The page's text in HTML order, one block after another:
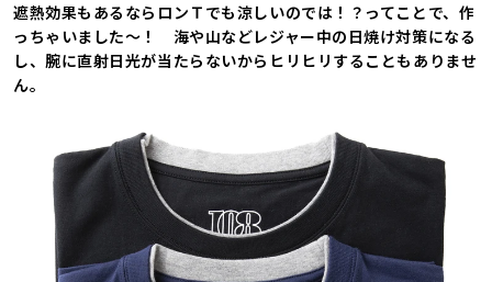
遮熱効果もあるならロンＴでも涼しいのでは！？ってことで、作
っちゃいました～！ 海や山などレジャー中の日焼け対策になる
し、腕に直射日光が当たらないからヒリヒリすることもありませ
ん。